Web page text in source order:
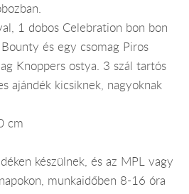
1 dobos Celebration bon bon
és egy csomag Piros
Knoppers ostya. 3 szál tartós
ajándék kicsiknek, nagyoknak
cm
készülnek, és az MPL vagy
munkaidőben 8-16 óra